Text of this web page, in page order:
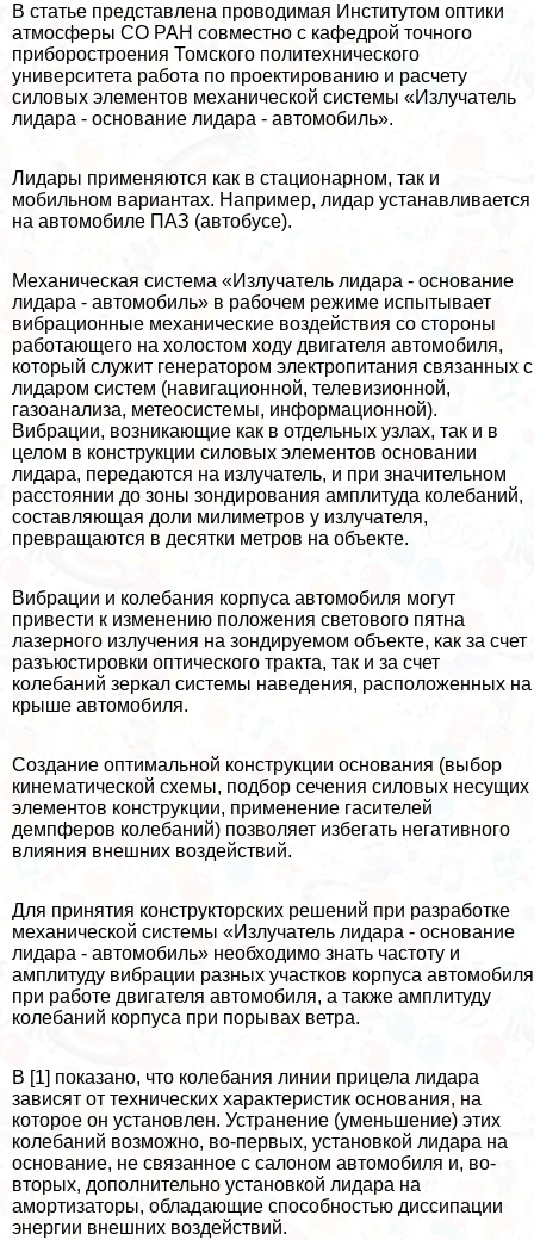
В статье представлена проводимая Институтом оптики
атмосферы СО РАН совместно с кафедрой точного
приборостроения Томского политехнического
университета работа по проектированию и расчету
силовых элементов механической системы «Излучатель
лидара - основание лидара - автомобиль».
Лидары применяются как в стационарном, так и
мобильном вариантах. Например, лидар устанавливается
на автомобиле ПАЗ (автобусе).
Механическая система «Излучатель лидара - основание
лидара - автомобиль» в рабочем режиме испытывает
вибрационные механические воздействия со стороны
работающего на холостом ходу двигателя автомобиля,
который служит генератором электропитания связанных с
лидаром систем (навигационной, телевизионной,
газоанализа, метеосистемы, информационной).
Вибрации, возникающие как в отдельных узлах, так и в
целом в конструкции силовых элементов основании
лидара, передаются на излучатель, и при значительном
расстоянии до зоны зондирования амплитуда колебаний,
составляющая доли милиметров у излучателя,
превращаются в десятки метров на объекте.
Вибрации и колебания корпуса автомобиля могут
привести к изменению положения светового пятна
лазерного излучения на зондируемом объекте, как за счет
разъюстировки оптического тpaкта, так и за счет
колебаний зеркал системы наведения, расположенных на
крыше автомобиля.
Создание оптимальной конструкции основания (выбор
кинематической схемы, подбор сечения силовых несущих
элементов конструкции, применение гасителей
демпферов колебаний) позволяет избегать негативного
влияния внешних воздействий.
Для принятия конструкторских решений при разработке
механической системы «Излучатель лидара - основание
лидара - автомобиль» необходимо знать частоту и
амплитуду вибрации разных участков корпуса автомобиля
при работе двигателя автомобиля, а также амплитуду
колебаний корпуса при порывах ветра.
В [1] показано, что колебания линии прицела лидара
зависят от технических хаpaктеристик основания, на
которое он установлен. Устранение (уменьшение) этих
колебаний возможно, во-первых, установкой лидара на
основание, не связанное с салоном автомобиля и, во-
вторых, дополнительно установкой лидара на
амортизаторы, обладающие способностью диссипации
энергии внешних воздействий.